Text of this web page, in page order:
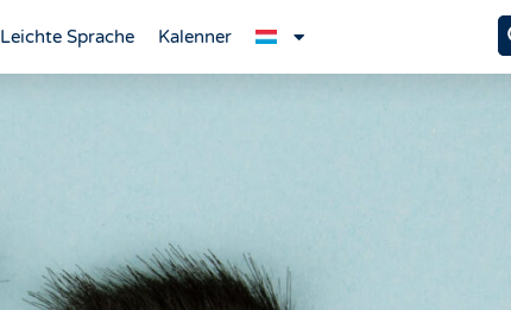
Leichte Sprache Kalenner